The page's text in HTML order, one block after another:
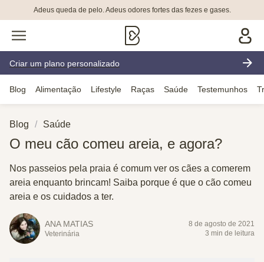
Adeus queda de pelo. Adeus odores fortes das fezes e gases.
Criar um plano personalizado
Blog Alimentação Lifestyle Raças Saúde Testemunhos
Blog Saúde
O meu cão comeu areia, e agora?
Nos passeios pela praia é comum ver os cães a comerem
areia enquanto brincam! Saiba porque é que o cão comeu
areia e os cuidados a ter.
ANA MATIAS
Veterinária
8 de agosto de 2021
3 min de leitura